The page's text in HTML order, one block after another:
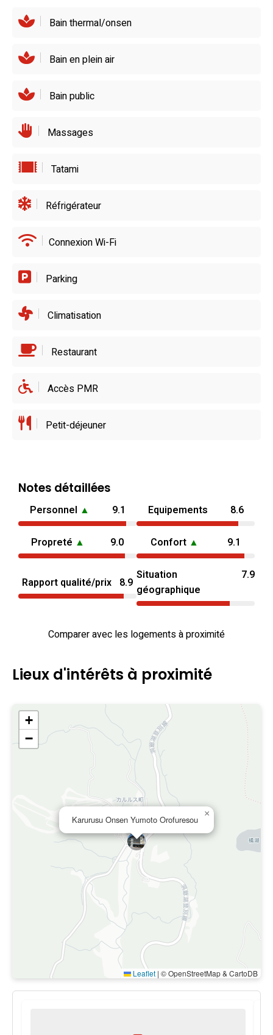
Bain thermal/onsen
Bain en plein air
Bain public
Massages
Tatami
Réfrigérateur
Connexion Wi-Fi
Parking
Climatisation
Restaurant
Accès PMR
Petit-déjeuner
Notes détaillées
Personnel ▲ 9.1 Equipements 8.6
Propreté ▲ 9.0 Confort ▲ 9.1
Rapport qualité/prix 8.9
Situation
géographique
7.9
Comparer avec les logements à proximité
Lieux d'intérêts à proximité
Karurusu Onsen Yumoto Orofuresou
×
+
−
Leaflet | © OpenStreetMap & CartoDB